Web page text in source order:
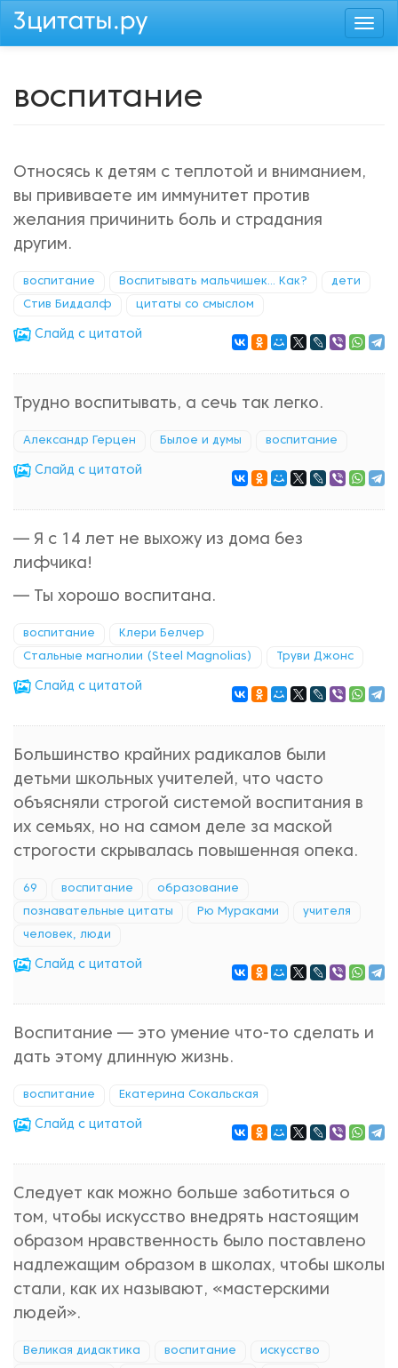
Перейти
воспитание
Относясь к детям с теплотой и вниманием,
вы прививаете им иммунитет против
желания причинить боль и страдания
другим.
воспитание Воспитывать мальчишек... Как? дети
Стив Биддалф цитаты со смыслом
Cлайд с цитатой
Трудно воспитывать, а сечь так легко.
Александр Герцен Былое и думы воспитание
Cлайд с цитатой
— Я с 14 лет не выхожу из дома без
лифчика!
— Ты хорошо воспитана.
воспитание Клери Белчер
Стальные магнолии (Steel Magnolias) Труви Джонс
Cлайд с цитатой
Большинство крайних радикалов были
детьми школьных учителей, что часто
объясняли строгой системой воспитания в
их семьях, но на самом деле за маской
строгости скрывалась повышенная опека.
69 воспитание образование
познавательные цитаты Рю Мураками учителя
человек, люди
Cлайд с цитатой
Воспитание — это умение что-то сделать и
дать этому длинную жизнь.
воспитание Екатерина Сокальская
Cлайд с цитатой
Следует как можно больше заботиться о
том, чтобы искусство внедрять настоящим
образом нравственность было поставлено
надлежащим образом в школах, чтобы школы
стали, как их называют, «мастерскими
людей».
Великая дидактика воспитание искусство